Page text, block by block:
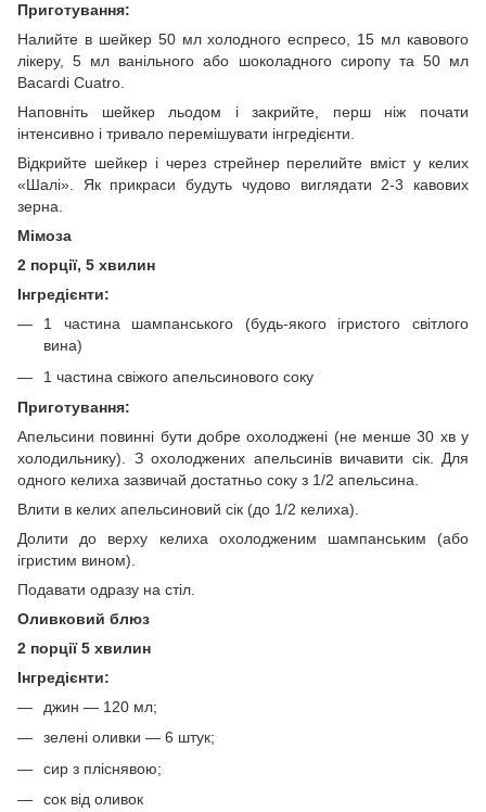
Приготування:
Налийте в шейкер 50 мл холодного еспресо, 15 мл кавового
лікеру, 5 мл ванільного або шоколадного сиропу та 50 мл
Bacardi Cuatro.
Наповніть шейкер льодом і закрийте, перш ніж почати
інтенсивно і тривало перемішувати інгредієнти.
Відкрийте шейкер і через стрейнер перелийте вміст у келих
«Шалі». Як прикраси будуть чудово виглядати 2-3 кавових
зерна.
Мімоза
2 порції, 5 хвилин
Інгредієнти:
1 частина шампанського (будь-якого ігристого світлого
вина)
1 частина свіжого апельсинового соку
Приготування:
Апельсини повинні бути добре охолоджені (не менше 30 хв у
холодильнику). З охолоджених апельсинів вичавити сік. Для
одного келиха зазвичай достатньо соку з 1/2 апельсина.
Влити в келих апельсиновий сік (до 1/2 келиха).
Долити до верху келиха охолодженим шампанським (або
ігристим вином).
Подавати одразу на стіл.
Оливковий блюз
2 порції 5 хвилин
Інгредієнти:
джин — 120 мл;
зелені оливки — 6 штук;
сир з пліснявою;
сок від оливок